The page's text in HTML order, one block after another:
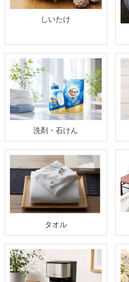
しいたけ
洗剤・石けん
タオル